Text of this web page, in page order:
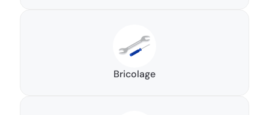
Bricolage